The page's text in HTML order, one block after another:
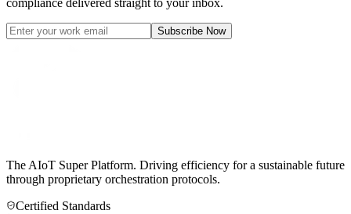
compliance delivered straight to your inbox.
Subscribe Now
The AIoT Super Platform. Driving efficiency for a sustainable future
through proprietary orchestration protocols.
Certified Standards